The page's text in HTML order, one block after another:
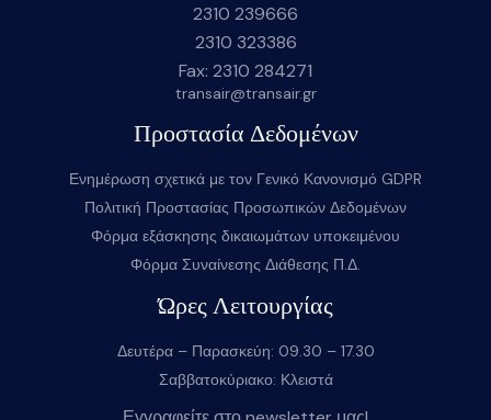
2310 239666
2310 323386
Fax: 2310 284271
transair@transair.gr
Προστασία Δεδομένων
Ενημέρωση σχετικά με τον Γενικό Κανονισμό GDPR
Πολιτική Προστασίας Προσωπικών Δεδομένων
Φόρμα εξάσκησης δικαιωμάτων υποκειμένου
Φόρμα Συναίνεσης Διάθεσης Π.Δ.
Ώρες Λειτουργίας
Δευτέρα – Παρασκεύη: 09.30 – 17.30
Σαββατοκύριακο: Κλειστά